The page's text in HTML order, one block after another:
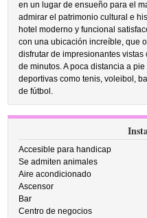
en un lugar de ensueño para el
admirar el patrimonio cultural e
hotel moderno y funcional
con una ubicación increíble, que
disfrutar de impresionantes
de minutos. A poca distancia a
deportivas como tenis, voleibol,
de fútbol.
Accesible para handicap
Se admiten animales
Aire acondicionado
Ascensor
Bar
Centro de negocios